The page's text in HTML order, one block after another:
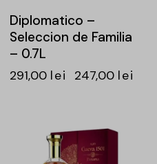
Diplomatico –
Seleccion de Familia
– 0.7L
291,00 lei 247,00 lei